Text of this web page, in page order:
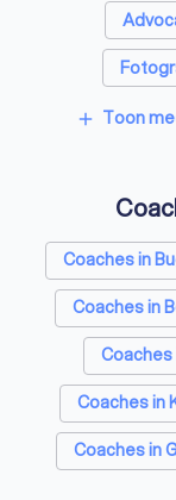
add Toon
Coaches in
Coaches in
Coaches
Coaches in
Coaches in